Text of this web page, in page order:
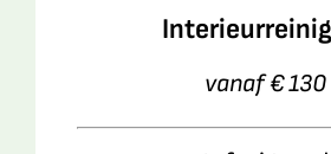
vanaf € 130